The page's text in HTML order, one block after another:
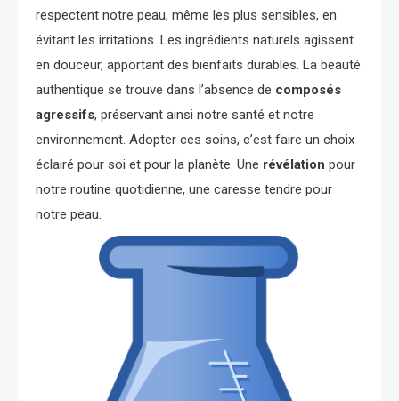
respectent notre peau, même les plus sensibles, en
évitant les irritations. Les ingrédients naturels agissent
en douceur, apportant des bienfaits durables. La beauté
authentique se trouve dans l’absence de composés
agressifs, préservant ainsi notre santé et notre
environnement. Adopter ces soins, c’est faire un choix
éclairé pour soi et pour la planète. Une révélation pour
notre routine quotidienne, une caresse tendre pour
notre peau.